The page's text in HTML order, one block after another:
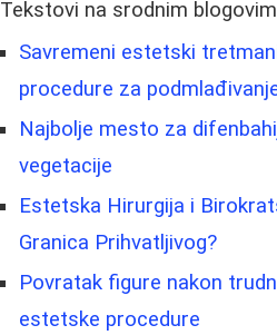
Tekstovi na srodnim
Savremeni estetski
procedure za
Najbolje mesto za
vegetacije
Estetska Hirurgija i
Granica Prihvatljivog?
Povratak figure nakon
estetske procedure